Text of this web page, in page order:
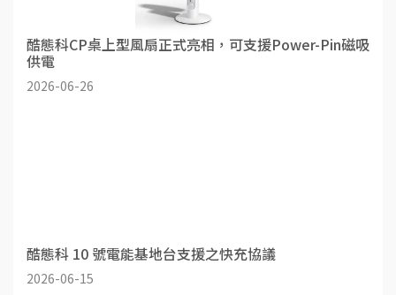
酷態科CP桌上型風扇正式亮相，可支援Power-Pin磁吸
供電
2026-06-26
酷態科 10 號電能基地台支援之快充協議
2026-06-15